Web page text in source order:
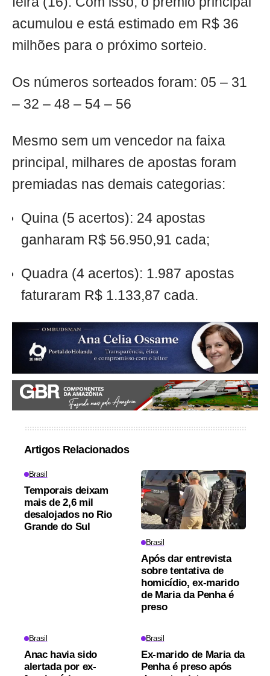
acumulou e está estimado em R$ 36
milhões para o próximo sorteio.
Os números sorteados foram: 05 – 31
– 32 – 48 – 54 – 56
Mesmo sem um vencedor na faixa
principal, milhares de apostas foram
premiadas nas demais categorias:
Quina (5 acertos): 24 apostas
ganharam R$ 56.950,91 cada;
Quadra (4 acertos): 1.987 apostas
faturaram R$ 1.133,87 cada.
Artigos Relacionados
Brasil
Temporais deixam
mais de 2,6 mil
desalojados no Rio
Grande do Sul
Brasil
Após dar entrevista
sobre tentativa de
homicídio, ex-marido
de Maria da Penha é
preso
Brasil
Anac havia sido
alertada por ex-
Brasil
Ex-marido de Maria da
Penha é preso após